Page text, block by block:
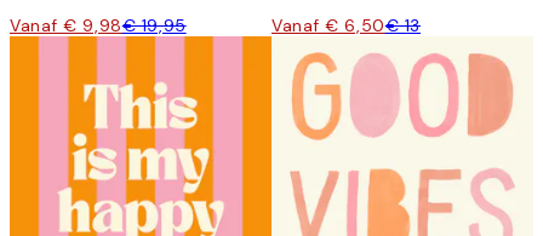
Vanaf € 9,98€ 19,95 Vanaf € 6,50€ 13